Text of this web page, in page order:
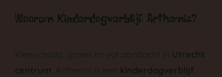
Waarom Kinderdagverblijf Arthemis?
Kleinschalig, groen en vol aandacht in Utrecht
centrum. Arthemis is een kinderdagverblijf